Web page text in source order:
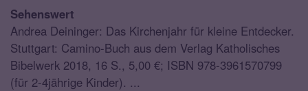
Sehenswert
Andrea Deininger: Das Kirchenjahr für kleine Entdecker.
Stuttgart: Camino-Buch aus dem Verlag Katholisches
Bibelwerk 2018, 16 S., 5,00 €; ISBN 978-3961570799
(für 2-4jährige Kinder). ...